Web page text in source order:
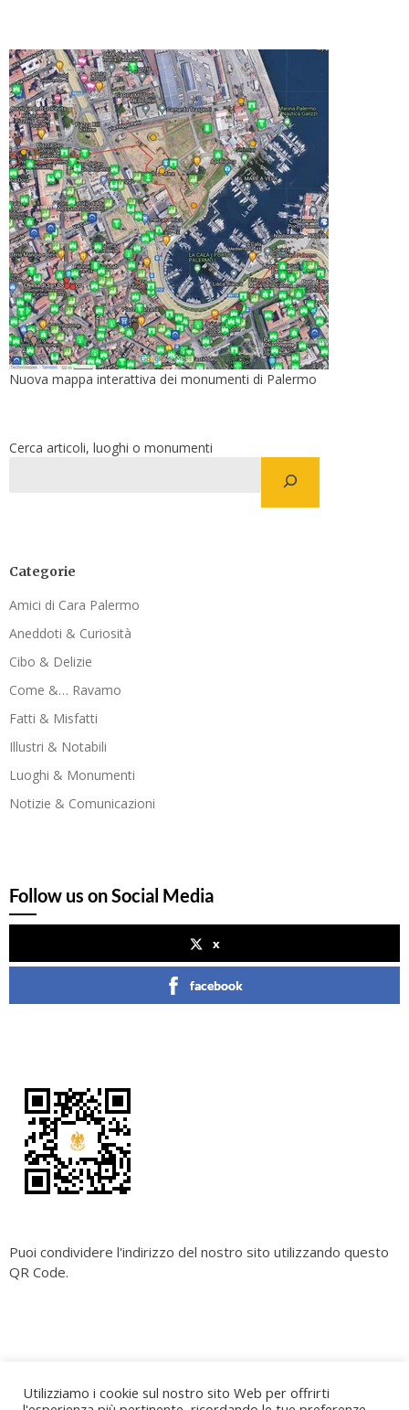
Nuova mappa interattiva dei monumenti di Palermo
Cerca articoli, luoghi o monumenti
Categorie
Amici di Cara Palermo
Aneddoti & Curiosità
Cibo & Delizie
Come &… Ravamo
Fatti & Misfatti
Illustri & Notabili
Luoghi & Monumenti
Notizie & Comunicazioni
Follow us on Social Media
x
facebook
Puoi condividere l'indirizzo del nostro sito utilizzando questo
QR Code.
Writers Blogily Theme
Utilizziamo i cookie sul nostro sito Web per offrirti